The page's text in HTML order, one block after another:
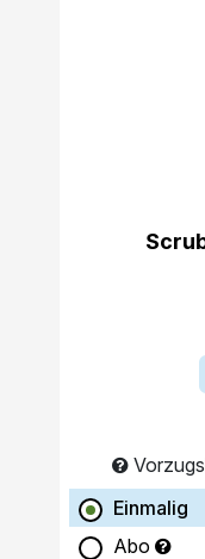
Einmalig
Abo